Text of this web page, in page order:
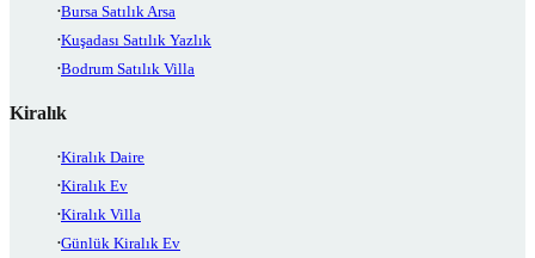
Bursa Satılık Arsa
Kuşadası Satılık Yazlık
Bodrum Satılık Villa
Kiralık
Kiralık Daire
Kiralık Ev
Kiralık Villa
Günlük Kiralık Ev